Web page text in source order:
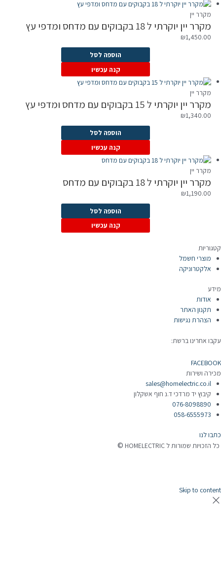
מקרר יין
מקרר יין יוקרתי ל 18 בקבוקים עם מדחס ומדפי עץ
₪1,450.00
הוספה לסל
קנה עכשיו
מקרר יין
מקרר יין יוקרתי ל 15 בקבוקים עם מדחס ומדפי עץ
₪1,340.00
הוספה לסל
קנה עכשיו
מקרר יין
מקרר יין יוקרתי ל 18 בקבוקים עם מדחס
₪1,190.00
הוספה לסל
קנה עכשיו
קטגוריות
מוצרי חשמל
אלקטרוניקה
מידע
אודות
תקנון האתר
הצהרת נגישות
עקבו אחרינו ברשת:
FACEBOOK
מכירה ושירות
sales@homelectric.co.il
קיבוץ יד מרדכי ד.נ חוף אשקלון
076-8098890
058-6555973
כתבו לנו
כל הזכויות שמורות ל HOMELECTRIC
©
Skip to content